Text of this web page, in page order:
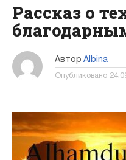
Рассказ о
Автор Albina
Опубликовано